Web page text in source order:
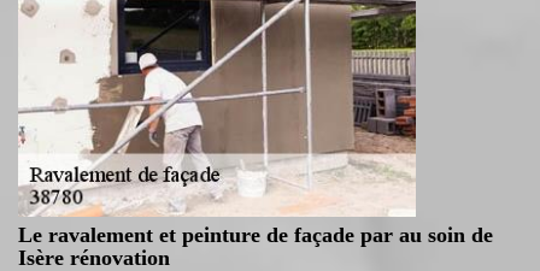
Le ravalement et peinture de façade par au soin de
Isère rénovation